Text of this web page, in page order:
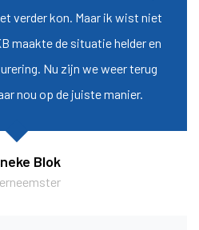
verder kon. Maar ik wist niet
maakte de situatie helder en
Nu zijn we weer terug
nou op de juiste manier.
Blok